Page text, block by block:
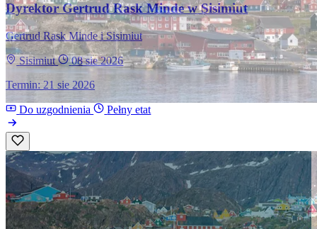
Dyrektor Gertrud Rask Minde w Sisimiut
Gertrud Rask Minde i Sisimiut
Sisimiut
08 sie 2026
Termin: 21 sie 2026
Do uzgodnienia Pełny etat